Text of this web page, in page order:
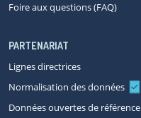
Foire aux questions (FAQ)
PARTENARIAT
Lignes directrices
Normalisation des données
Données ouvertes de référence